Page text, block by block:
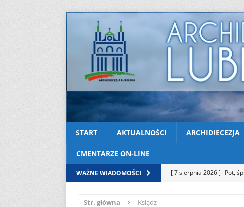
START AKTUALNOŚCI ARCHIDIECEZJA
CMENTARZE ON-LINE
WAŻNE WIADOMOŚCI [ 7 sierpnia 2026 ] Pot,
Str. główna Ksiądz